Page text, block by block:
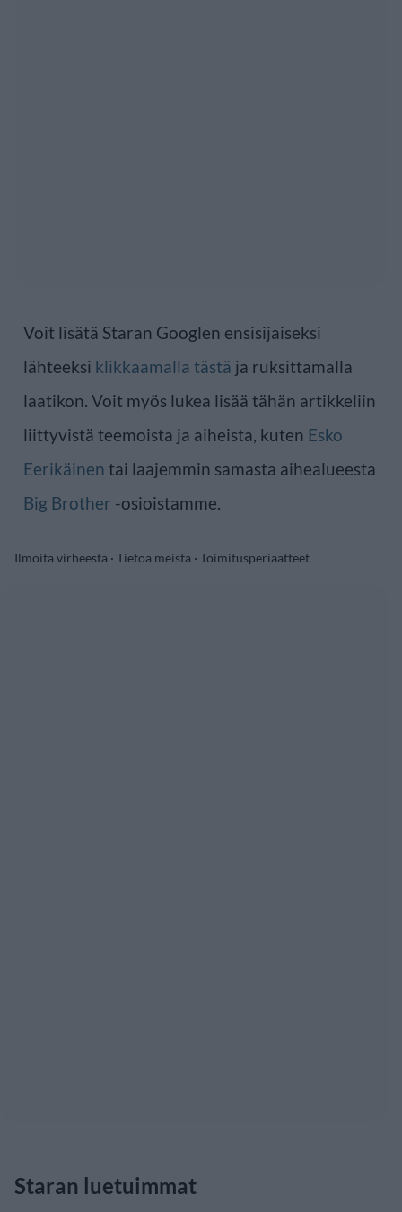
Voit lisätä Staran Googlen ensisijaiseksi
lähteeksi klikkaamalla tästä ja ruksittamalla
laatikon. Voit myös lukea lisää tähän artikkeliin
liittyvistä teemoista ja aiheista, kuten Esko
Eerikäinen tai laajemmin samasta aihealueesta
Big Brother -osioistamme.
Ilmoita virheestä · Tietoa meistä · Toimitusperiaatteet
Staran luetuimmat